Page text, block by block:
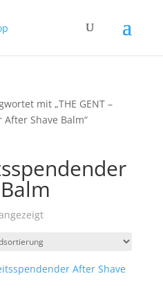
mit „THE GENT –
Shave Balm“